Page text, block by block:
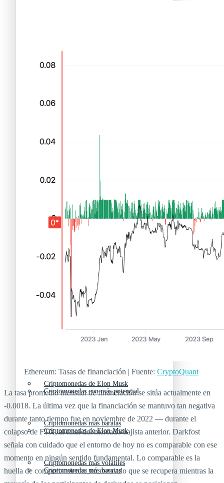
Próximas criptomonedas en Coinbase
Criptomonedas que van a explotar en 2025
Mejores altcoins
Criptomonedas con más futuro
Criptomonedas emergentes
Criptomonedas gratis
Criptomonedas de Elon Musk
Criptomonedas más baratas
Criptomonedas más volátiles
Criptomonedas con baja capitalización
Criptomonedas con más futuro
Criptomonedas emergentes
Criptomonedas con más potencial
Criptomonedas de Elon Musk
Criptomonedas más baratas
Ethereum: Tasas de financiación | Fuente: CryptoQuant
La tasa promedio mensual de financiación se sitúa actualmente en
-0.0018. La última vez que la financiación se mantuvo tan negativa
durante tanto tiempo fue en noviembre de 2022 — durante el
colapso de FTX, al final del mercado bajista anterior. Darkfost
señala con cuidado que el entorno de hoy no es comparable con ese
momento en ningún sentido fundamental. Lo comparable es la
huella de comportamiento: un mercado que se recupera mientras la